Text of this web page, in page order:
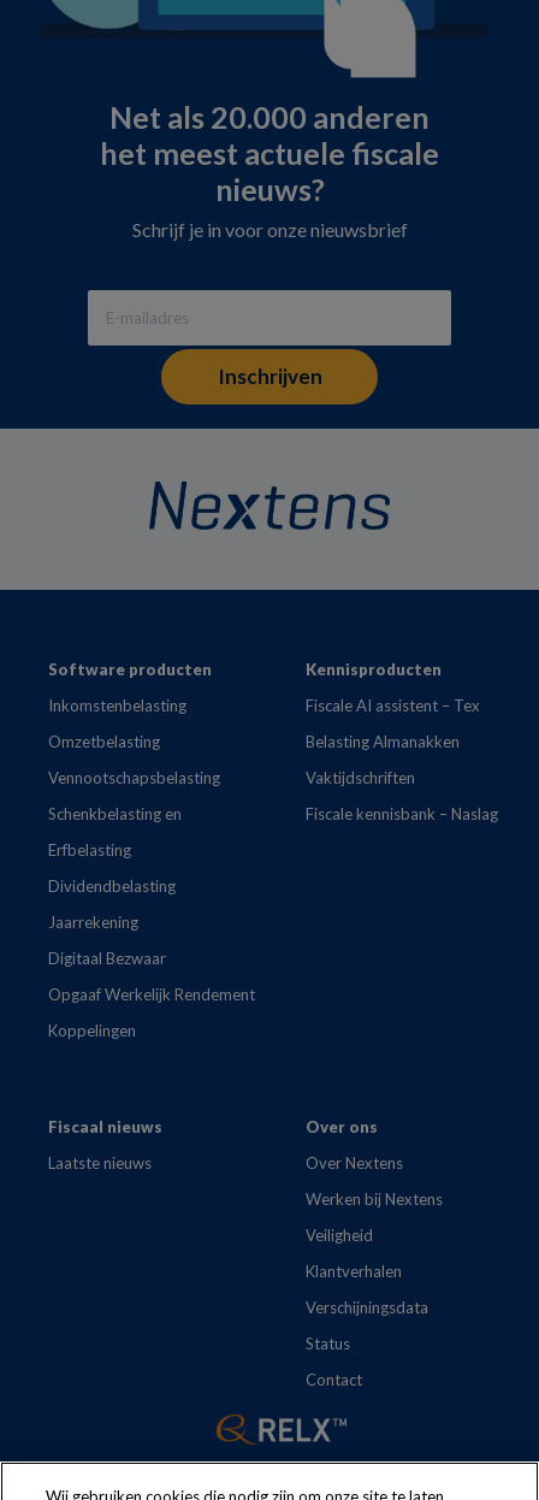
Net als 20.000 anderen
het meest actuele fiscale
nieuws?
Schrijf je in voor onze nieuwsbrief
FooterSoftware producten
Inkomstenbelasting
Omzetbelasting
Vennootschapsbelasting
Schenkbelasting en
Erfbelasting
Dividendbelasting
Jaarrekening
Digitaal Bezwaar
Opgaaf Werkelijk Rendement
Koppelingen
Kennisproducten
Fiscale AI assistent – Tex
Belasting Almanakken
Vaktijdschriften
Fiscale kennisbank – Naslag
Fiscaal nieuws
Laatste nieuws
Over ons
Over Nextens
Werken bij Nextens
Veiligheid
Klantverhalen
Verschijningsdata
Status
Contact